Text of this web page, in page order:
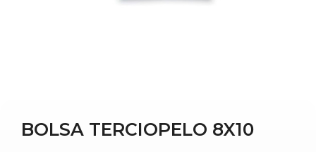
BOLSA TERCIOPELO 8X10